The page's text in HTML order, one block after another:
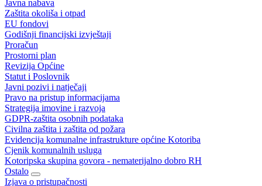
Javna nabava
Zaštita okoliša i otpad
EU fondovi
Godišnji financijski izvještaji
Proračun
Prostorni plan
Revizija Općine
Statut i Poslovnik
Javni pozivi i natječaji
Pravo na pristup informacijama
Strategija imovine i razvoja
GDPR-zaštita osobnih podataka
Civilna zaštita i zaštita od požara
Evidencija komunalne infrastrukture općine Kotoriba
Cjenik komunalnih usluga
Kotoripska skupina govora - nematerijalno dobro RH
Ostalo
Izjava o pristupačnosti